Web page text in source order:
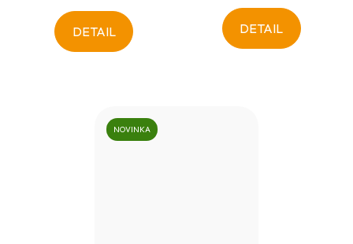
DETAIL DETAIL
NOVINKA